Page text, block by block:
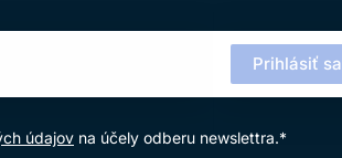
Prihlásiť sa
údajov na účely odberu newslettra.*